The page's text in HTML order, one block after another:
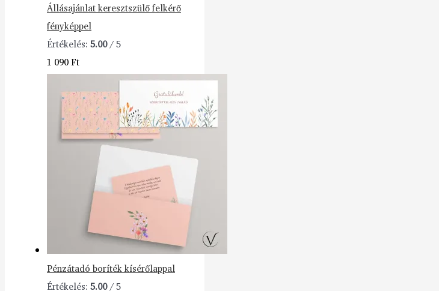
Állásajánlat keresztszülő felkérő
fényképpel
Értékelés: 5.00/ 5
1 090Ft
Pénzátadó boríték kísérőlappal
Értékelés: 5.00/ 5